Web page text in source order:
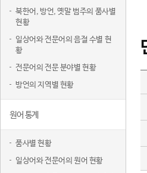
북한어, 방언, 옛말 범주의 품사별
현황
일상어와 전문어의 음절 수별 현
황
전문어의 전문 분야별 현황
방언의 지역별 현황
원어 통계
품사별 현황
일상어와 전문어의 원어 현황